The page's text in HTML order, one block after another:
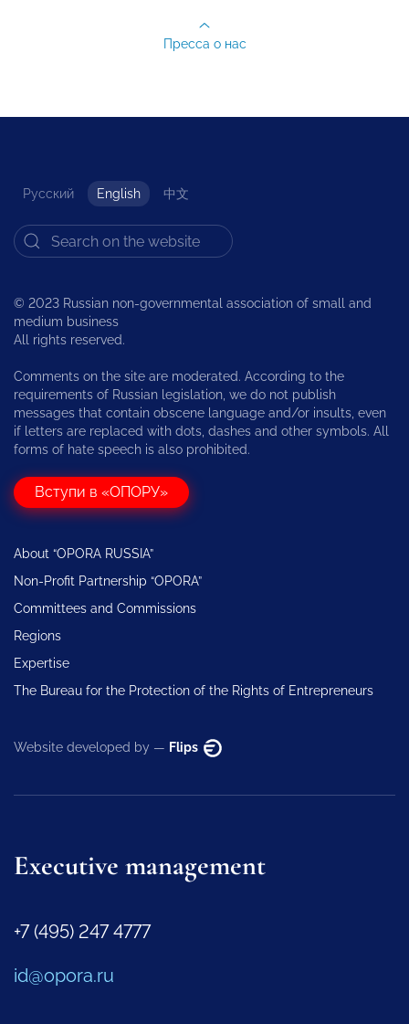
Пресса о нас
Русский English 中文
© 2023 Russian non-governmental association of small and
medium business
All rights reserved.
Comments on the site are moderated. According to the
requirements of Russian legislation, we do not publish
messages that contain obscene language and/or insults, even
if letters are replaced with dots, dashes and other symbols. All
forms of hate speech is also prohibited.
Вступи в «ОПОРУ»
About “OPORA RUSSIA”
Non-Profit Partnership “OPORA”
Committees and Commissions
Regions
Expertise
The Bureau for the Protection of the Rights of Entrepreneurs
Website developed by — Flips
Executive management
+7 (495) 247 4777
id@opora.ru